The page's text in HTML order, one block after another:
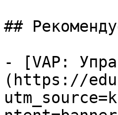
##
- [VAP:
(https://